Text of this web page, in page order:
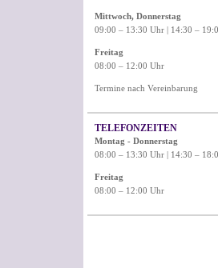
Mittwoch, Donnerstag
09:00 – 13:30 Uhr | 14:30 –
Freitag
08:00 – 12:00 Uhr
Termine nach Vereinbarung
TELEFONZEITEN
Montag -Donnerstag
08:00 – 13:30 Uhr | 14:30 –
Freitag
08:00 – 12:00 Uhr